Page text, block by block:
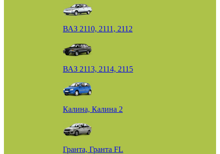
ВАЗ 2110, 2111, 2112
ВАЗ 2113, 2114, 2115
Калина, Калина 2
Гранта, Гранта FL